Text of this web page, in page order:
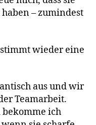
– zumindest
wieder eine
aus und wir
Teamarbeit.
bekomme ich